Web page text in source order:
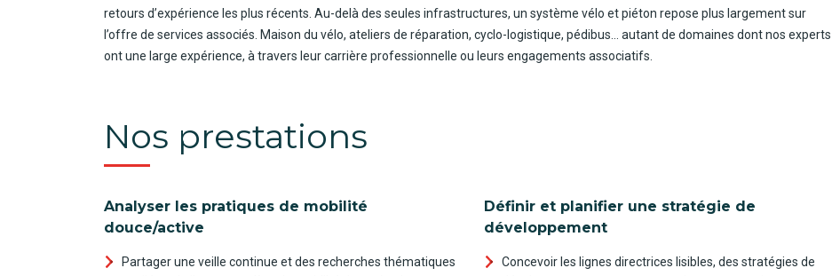
retours d’expérience les plus récents. Au-delà des seules infrastructures, un système vélo et piéton repose plus largement sur
l’offre de services associés. Maison du vélo, ateliers de réparation, cyclo-logistique, pédibus… autant de domaines dont nos experts
ont une large expérience, à travers leur carrière professionnelle ou leurs engagements associatifs.
Nos prestations
Analyser les pratiques de mobilité
douce/active
Partager une veille continue et des recherches thématiques
Définir et planifier une stratégie de
développement
Concevoir les lignes directrices lisibles, des stratégies de